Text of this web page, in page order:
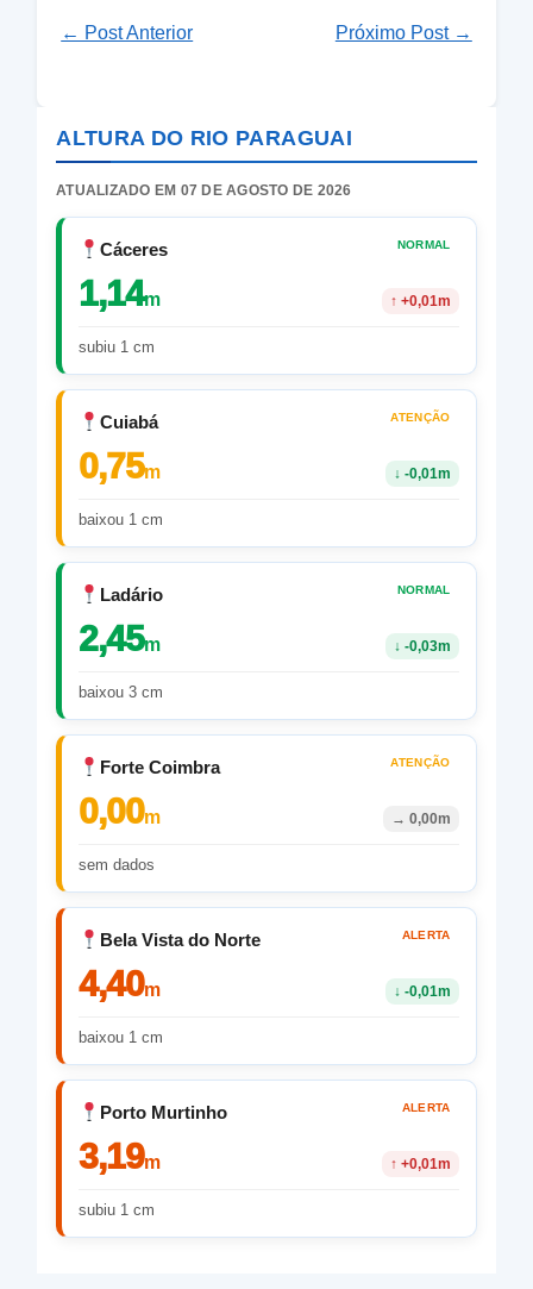
← Post Anterior Próximo Post →
ALTURA DO RIO PARAGUAI
ATUALIZADO EM 07 DE AGOSTO DE 2026
Cáceres NORMAL
1,14m ↑ +0,01m
subiu 1 cm
Cuiabá ATENÇÃO
0,75m ↓ -0,01m
baixou 1 cm
Ladário NORMAL
2,45m ↓ -0,03m
baixou 3 cm
Forte Coimbra ATENÇÃO
0,00m → 0,00m
sem dados
Bela Vista do Norte ALERTA
4,40m ↓ -0,01m
baixou 1 cm
Porto Murtinho ALERTA
3,19m ↑ +0,01m
subiu 1 cm